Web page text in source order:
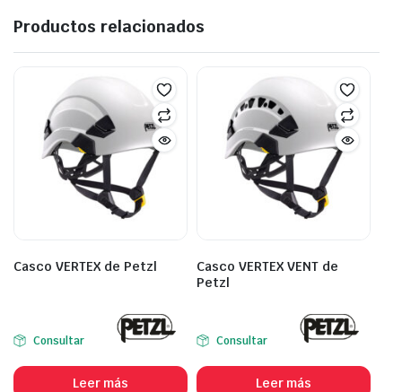
Productos relacionados
Casco VERTEX de Petzl
Consultar
Leer más
Casco VERTEX VENT de
Petzl
Consultar
Leer más